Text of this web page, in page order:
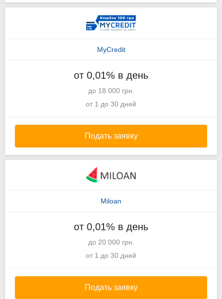
MyCredit
от 0,01% в день
до 18 000 грн.
от 1 до 30 дней
Подать заявку
Miloan
от 0,01% в день
до 20 000 грн.
от 1 до 30 дней
Подать заявку